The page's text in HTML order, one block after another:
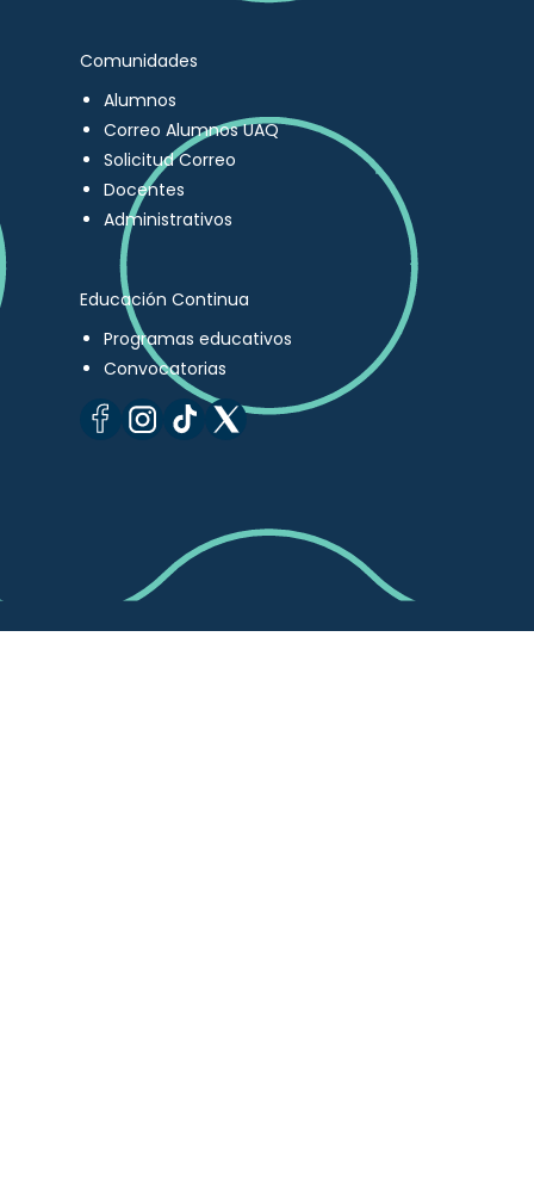
Comunidades
Alumnos
Correo Alumnos UAQ
Solicitud Correo
Docentes
Administrativos
Educación Continua
Programas educativos
Convocatorias